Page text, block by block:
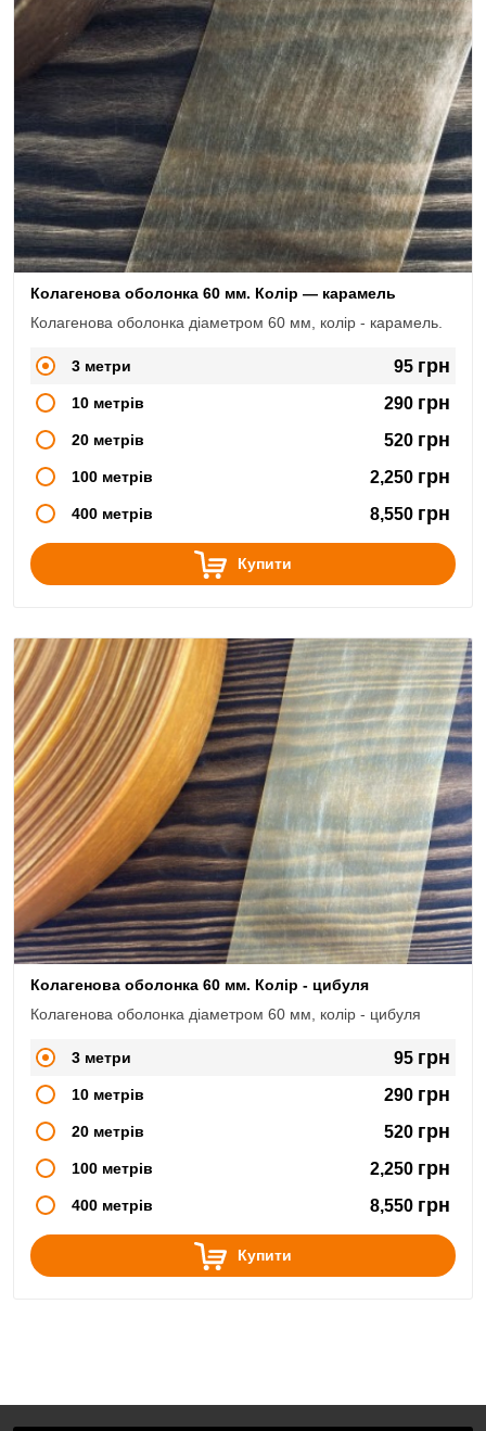
Колагенова оболонка 60 мм. Колір — карамель
Колагенова оболонка діаметром 60 мм, колір - карамель.
3 метри 95 грн
10 метрів 290 грн
20 метрів 520 грн
100 метрів 2,250 грн
400 метрів 8,550 грн
Купити
Колагенова оболонка 60 мм. Колір - цибуля
Колагенова оболонка діаметром 60 мм, колір - цибуля
3 метри 95 грн
10 метрів 290 грн
20 метрів 520 грн
100 метрів 2,250 грн
400 метрів 8,550 грн
Купити